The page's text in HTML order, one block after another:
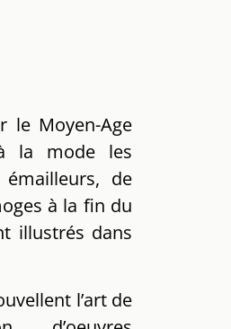
le Moyen-Age
la mode les
de
à la fin du
illustrés dans
l’art de